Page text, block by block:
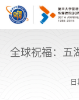
全球祝福：五
日